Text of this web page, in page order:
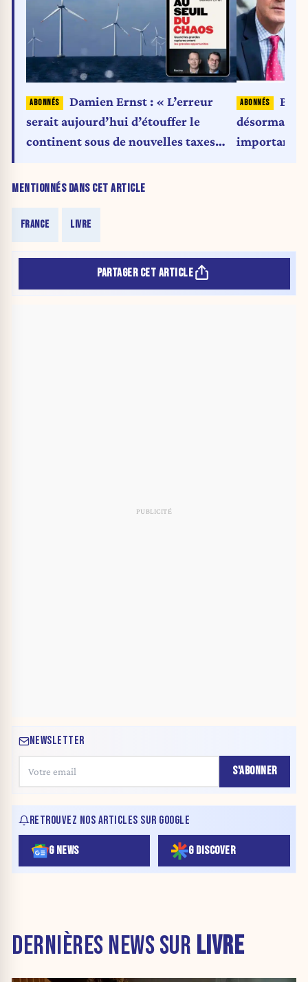
MENTIONNÉS DANS CET ARTICLE
FRANCE LIVRE
Damien Ernst : « L’erreur
serait aujourd’hui d’étouffer le
continent sous de nouvelles taxes
énergétique »
désormais
important
PARTAGER CET ARTICLE
NEWSLETTER
S'ABONNER
RETROUVEZ NOS ARTICLES SUR GOOGLE
G NEWS G DISCOVER
DERNIÈRES NEWS SUR LIVRE